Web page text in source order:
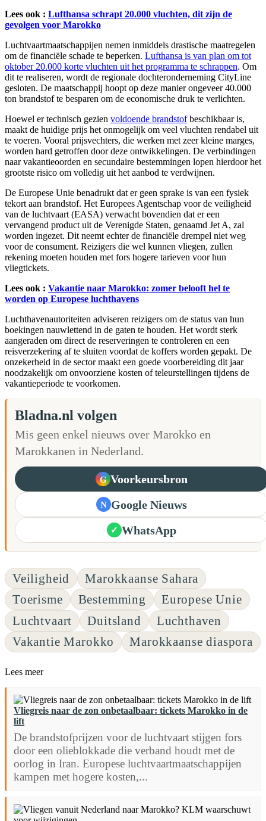
Lees ook : Lufthansa schrapt 20.000 vluchten, dit zijn de
gevolgen voor Marokko
Luchtvaartmaatschappijen nemen inmiddels drastische maatregelen
om de financiële schade te beperken. Lufthansa is van plan om tot
oktober 20.000 korte vluchten uit het programma te schrappen. Om
dit te realiseren, wordt de regionale dochteronderneming CityLine
gesloten. De maatschappij hoopt op deze manier ongeveer 40.000
ton brandstof te besparen om de economische druk te verlichten.
Hoewel er technisch gezien voldoende brandstofbeschikbaar is,
maakt de huidige prijs het onmogelijk om veel vluchten rendabel uit
te voeren. Vooral prijsvechters, die werken met zeer kleine marges,
worden hard getroffen door deze ontwikkelingen. De verbindingen
naar vakantieoorden en secundaire bestemmingen lopen hierdoor het
grootste risico om volledig uit het aanbod te verdwijnen.
De Europese Unie benadrukt dat er geen sprake is van een fysiek
tekort aan brandstof. Het Europees Agentschap voor de veiligheid
van de luchtvaart (EASA) verwacht bovendien dat er een
vervangend product uit de Verenigde Staten, genaamd Jet A, zal
worden ingezet. Dit neemt echter de financiële drempel niet weg
voor de consument. Reizigers die wel kunnen vliegen, zullen
rekening moeten houden met fors hogere tarieven voor hun
vliegtickets.
Lees ook : Vakantie naar Marokko: zomer belooft hel te
worden op Europese luchthavens
Luchthavenautoriteiten adviseren reizigers om de status van hun
boekingen nauwlettend in de gaten te houden. Het wordt sterk
aangeraden om direct de reserveringen te controleren en een
reisverzekering af te sluiten voordat de koffers worden gepakt. De
onzekerheid in de sector maakt een goede voorbereiding dit jaar
noodzakelijk om onvoorziene kosten of teleurstellingen tijdens de
vakantieperiode te voorkomen.
Bladna.nl volgen
Mis geen enkel nieuws over Marokko en
Marokkanen in Nederland.
G Voorkeursbron
N Google Nieuws
✓ WhatsApp
Veiligheid
Marokkaanse Sahara
Toerisme
Bestemming
Europese Unie
Luchtvaart
Duitsland
Luchthaven
Vakantie Marokko
Marokkaanse diaspora
Lees meer
Vliegreis naar de zon onbetaalbaar: tickets Marokko in de
lift
De brandstofprijzen voor de luchtvaart stijgen fors
door een olieblokkade die verband houdt met de
oorlog in Iran. Europese luchtvaartmaatschappijen
kampen met hogere kosten,...